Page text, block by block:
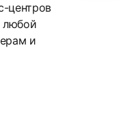
центров
любой
и